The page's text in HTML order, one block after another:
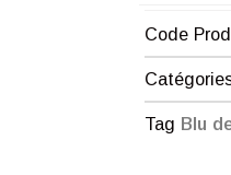
Code
Tag Blu